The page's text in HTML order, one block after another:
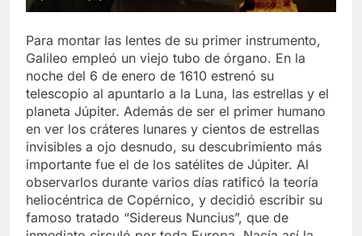
Para montar las lentes de su primer instrumento,
Galileo empleó un viejo tubo de órgano. En la
noche del 6 de enero de 1610 estrenó su
telescopio al apuntarlo a la Luna, las estrellas y el
planeta Júpiter. Además de ser el primer humano
en ver los cráteres lunares y cientos de estrellas
invisibles a ojo desnudo, su descubrimiento más
importante fue el de los satélites de Júpiter. Al
observarlos durante varios días ratificó la teoría
heliocéntrica de Copérnico, y decidió escribir su
famoso tratado “Sidereus Nuncius”, que de